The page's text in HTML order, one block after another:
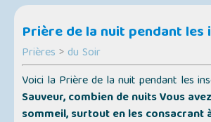
Prière de la nuit pendant les
Prières > du Soir
Voici la Prière de la nuit pendant les
Sauveur, combien de nuits Vous
sommeil, surtout en les consacrant